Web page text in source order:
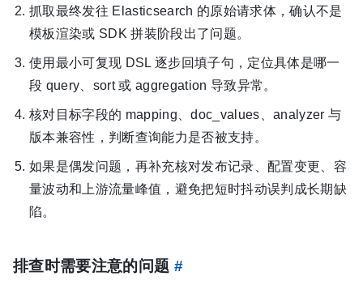
抓取最终发往 Elasticsearch 的原始请求体，确认不是
模板渲染或 SDK 拼装阶段出了问题。
使用最小可复现 DSL 逐步回填子句，定位具体是哪一
段 query、sort 或 aggregation 导致异常。
核对目标字段的 mapping、doc_values、analyzer 与
版本兼容性，判断查询能力是否被支持。
如果是偶发问题，再补充核对发布记录、配置变更、容
量波动和上游流量峰值，避免把短时抖动误判成长期缺
陷。
排查时需要注意的问题 #